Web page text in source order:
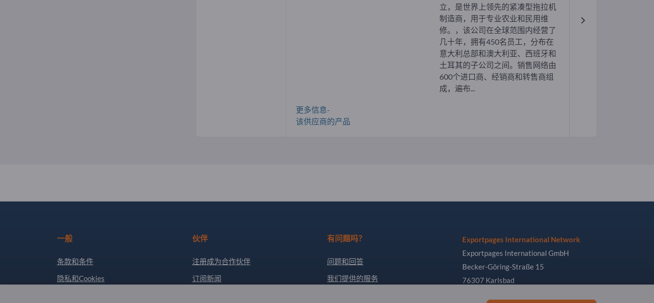
立，是世界上领先的紧凑型拖拉机
制造商，用于专业农业和民用维
修。，该公司在全球范围内经营了
几十年，拥有450名员工，分布在
意大利总部和澳大利亚、西班牙和
土耳其的子公司之间。销售网络由
600个进口商、经销商和转售商组
成，遍布...
更多信息-
该供应商的产品
一般
条款和条件
隐私和Cookies
伙伴
注册成为合作伙伴
订阅新闻
有问题吗？
问题和回答
我们提供的服务
Exportpages International Network
Exportpages International GmbH
Becker-Göring-Straße 15
76307 Karlsbad